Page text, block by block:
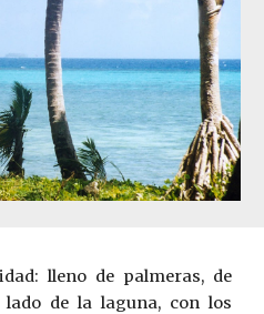
lleno de palmeras, de
de la laguna, con los